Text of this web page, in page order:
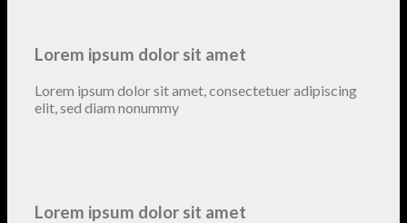
Lorem ipsum dolor sit amet
Lorem ipsum dolor sit amet, consectetuer adipiscing
elit, sed diam nonummy
Lorem ipsum dolor sit amet